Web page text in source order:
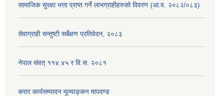
सामाजिक सुरक्षा भत्ता प्राप्त गर्ने लाभग्राहीहरुको विवरण (आ.व. २०८२/०८३)
सेवाग्राही सन्तुष्टी सर्बेक्षण प्रतिवेदन, २०८३
नेपाल संवत् ११४.४५ र वि.स. २०८१
करार कार्यसम्पादन मूल्याङ्कन मापदण्ड